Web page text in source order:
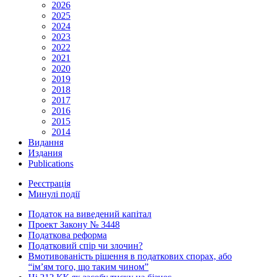
2026
2025
2024
2023
2022
2021
2020
2019
2018
2017
2016
2015
2014
Видання
Издания
Publications
Реєстрація
Минулі події
Податок на виведений капітал
Проект Закону № 3448
Податкова реформа
Податковий спір чи злочин?
Вмотивованість рішення в податкових спорах, або
“ім’ям того, що таким чином”